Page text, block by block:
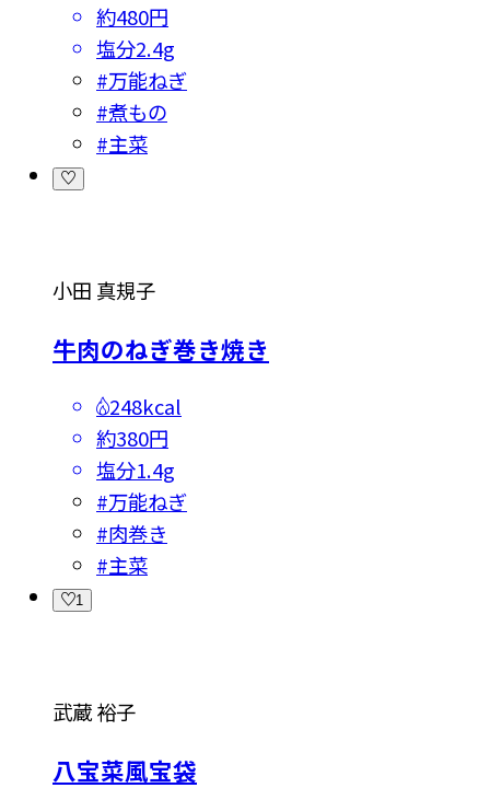
約480円
塩分2.4g
#万能ねぎ
#煮もの
#主菜
小田 真規子
牛肉のねぎ巻き焼き
248kcal
約380円
塩分1.4g
#万能ねぎ
#肉巻き
#主菜
1
武蔵 裕子
八宝菜風宝袋